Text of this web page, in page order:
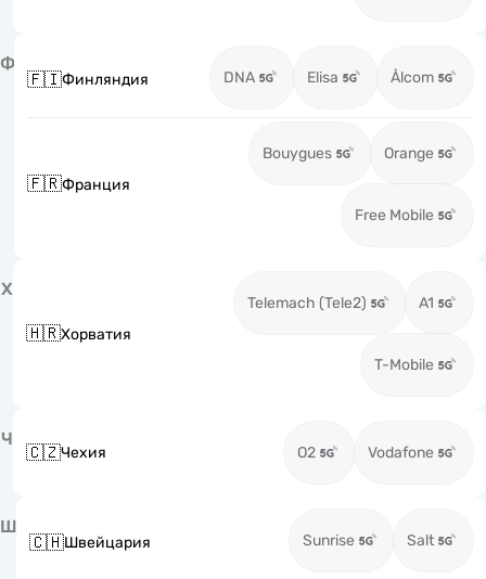
Ф
🇫🇮Финляндия DNA Elisa Ålcom
🇫🇷Франция
Bouygues Orange
Free Mobile
Х
🇭🇷Хорватия
Telemach (Tele2) A1
T-Mobile
Ч
🇨🇿Чехия O2 Vodafone
Ш
🇨🇭Швейцария Sunrise Salt